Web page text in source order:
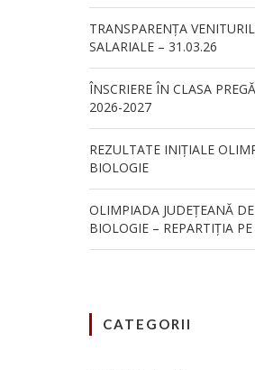
TRANSPARENȚA
SALARIALE – 31.03.26
ÎNSCRIERE ÎN CLASA
2026-2027
REZULTATE INIȚIALE
BIOLOGIE
OLIMPIADA JUDEȚEANĂ DE
BIOLOGIE – REPARTIȚIA PE
CATEGORII